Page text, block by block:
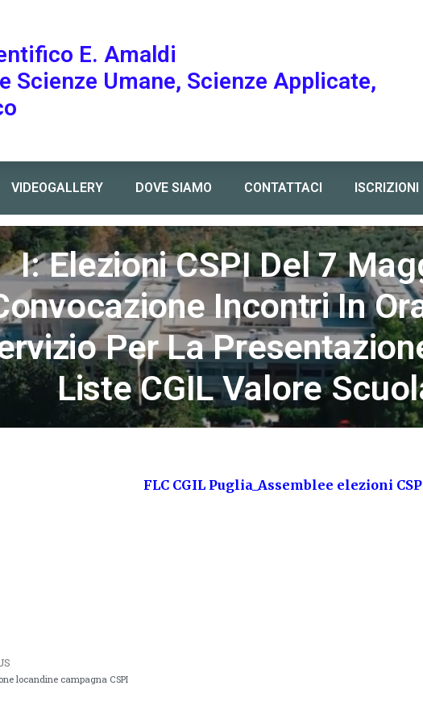
E. Amaldi
Scienze Umane, Scienze Applicate,
VIDEOGALLERY DOVE SIAMO CONTATTACI
incontri in orario di servizio per la presentazione delle liste CGIL
I: Elezioni CSPI Del 7
Incontri In
Per La
Liste CGIL Valore
FLC CGIL Puglia_Assemblee elezioni
locandine campagna CSPI